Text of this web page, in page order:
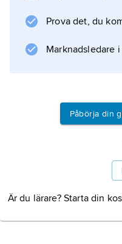
berg i väster och
Inledning
Kultur
Prova det, du
Marknadsledare
Påbörja din
Är du lärare? Starta din